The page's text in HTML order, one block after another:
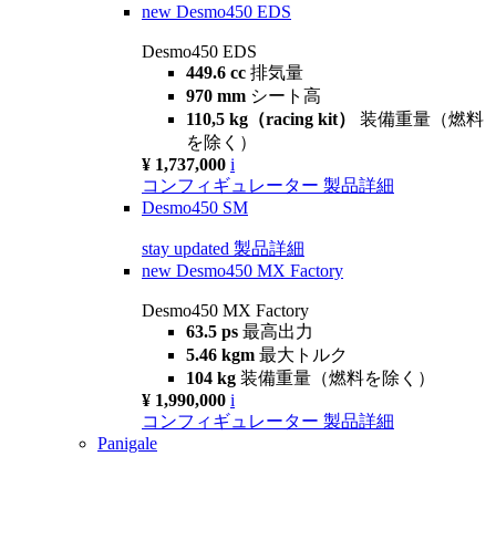
new Desmo450 EDS
Desmo450 EDS
449.6 cc 排気量
970 mm シート高
110,5 kg（racing kit） 装備重量（燃料
を除く）
¥ 1,737,000 i
コンフィギュレーター 製品詳細
Desmo450 SM
stay updated 製品詳細
new Desmo450 MX Factory
Desmo450 MX Factory
63.5 ps 最高出力
5.46 kgm 最大トルク
104 kg 装備重量（燃料を除く）
¥ 1,990,000 i
コンフィギュレーター 製品詳細
Panigale